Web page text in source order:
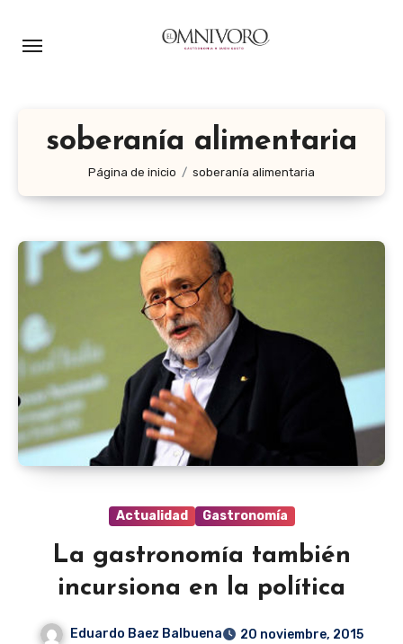
soberanía alimentaria
Página de inicio soberanía alimentaria
Actualidad Gastronomía
La gastronomía también
incursiona en la política
Eduardo Baez Balbuena
20 noviembre, 2015